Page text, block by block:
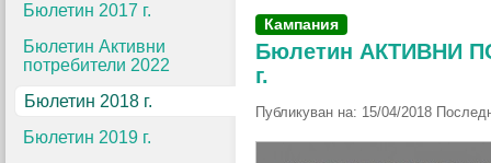
Бюлетин 2017 г.
Бюлетин Активни
потребители 2022
Бюлетин 2018 г.
Бюлетин 2019 г.
Кампания
Бюлетин АКТИВНИ
г.
Публикуван на: 15/04/2018